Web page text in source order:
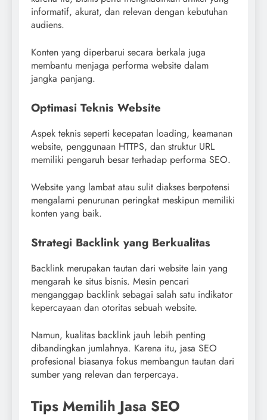
informatif, akurat, dan relevan dengan kebutuhan
audiens.
Konten yang diperbarui secara berkala juga
membantu menjaga performa website dalam
jangka panjang.
Optimasi Teknis Website
Aspek teknis seperti kecepatan loading, keamanan
website, penggunaan HTTPS, dan struktur URL
memiliki pengaruh besar terhadap performa SEO.
Website yang lambat atau sulit diakses berpotensi
mengalami penurunan peringkat meskipun memiliki
konten yang baik.
Strategi Backlink yang Berkualitas
Backlink merupakan tautan dari website lain yang
mengarah ke situs bisnis. Mesin pencari
menganggap backlink sebagai salah satu indikator
kepercayaan dan otoritas sebuah website.
Namun, kualitas backlink jauh lebih penting
dibandingkan jumlahnya. Karena itu, jasa SEO
profesional biasanya fokus membangun tautan dari
sumber yang relevan dan terpercaya.
Tips Memilih Jasa SEO